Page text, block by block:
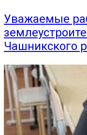
Уважаемые
Чашникского